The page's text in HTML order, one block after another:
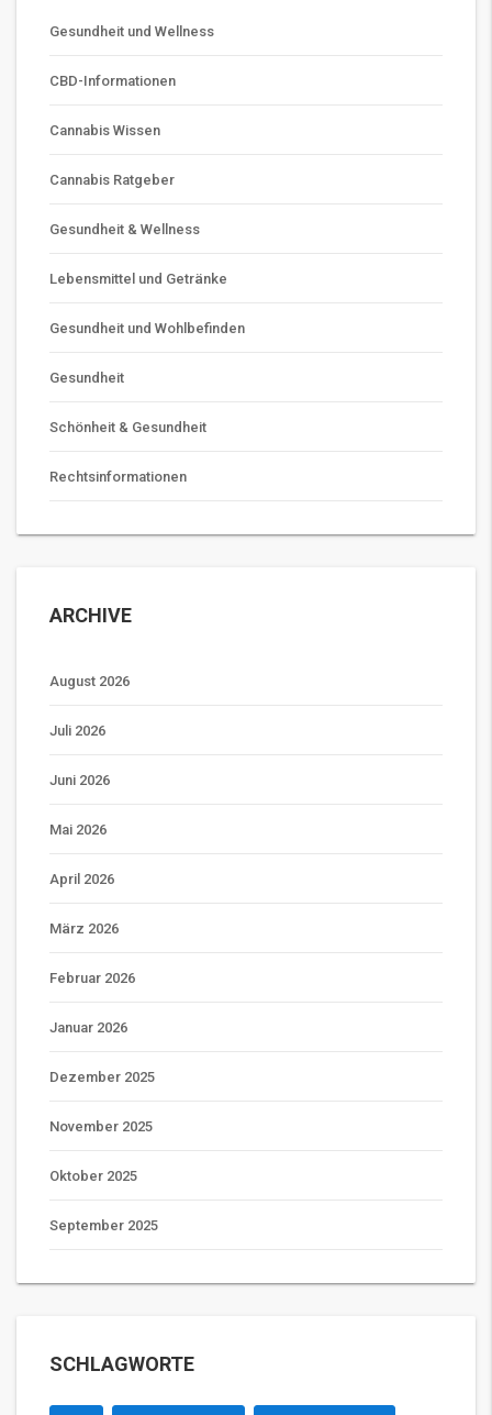
Gesundheit und Wellness
CBD-Informationen
Cannabis Wissen
Cannabis Ratgeber
Gesundheit & Wellness
Lebensmittel und Getränke
Gesundheit und Wohlbefinden
Gesundheit
Schönheit & Gesundheit
Rechtsinformationen
ARCHIVE
August 2026
Juli 2026
Juni 2026
Mai 2026
April 2026
März 2026
Februar 2026
Januar 2026
Dezember 2025
November 2025
Oktober 2025
September 2025
SCHLAGWORTE